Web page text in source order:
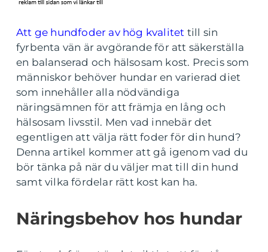
Att ge hundfoder av hög kvalitet till sin
fyrbenta vän är avgörande för att säkerställa
en balanserad och hälsosam kost. Precis som
människor behöver hundar en varierad diet
som innehåller alla nödvändiga
näringsämnen för att främja en lång och
hälsosam livsstil. Men vad innebär det
egentligen att välja rätt foder för din hund?
Denna artikel kommer att gå igenom vad du
bör tänka på när du väljer mat till din hund
samt vilka fördelar rätt kost kan ha.
Näringsbehov hos hundar